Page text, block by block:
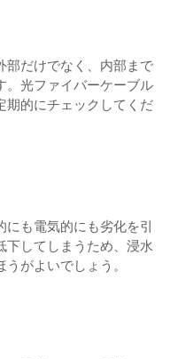
部だけでなく、内部まで
。光ファイバーケーブル
期的にチェックしてくだ
も電気的にも劣化を引
下してしまうため、浸水
がよいでしょう。